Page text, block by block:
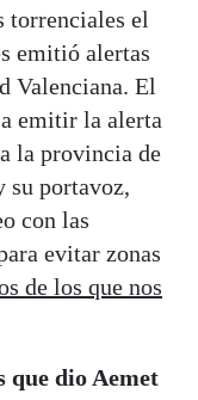
torrenciales el
emitió alertas
Valenciana. El
emitir la alerta
la provincia de
su portavoz,
con las
evitar zonas
de los que nos
que dio Aemet